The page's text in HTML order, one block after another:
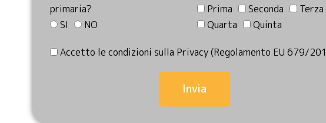
primaria?
SI
NO
Prima
Seconda
Terza
Quarta
Quinta
Accetto le condizioni sulla Privacy (Regolamento EU 679/
Invia